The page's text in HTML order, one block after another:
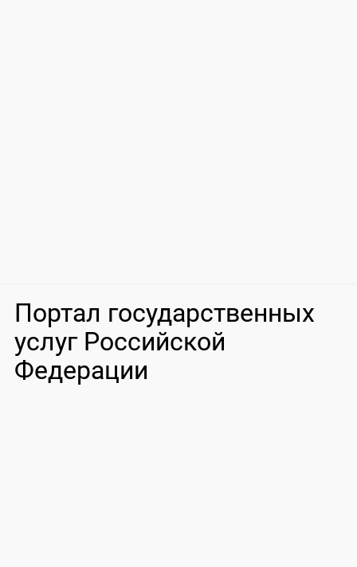
Портал государственных
услуг Российской
Федерации